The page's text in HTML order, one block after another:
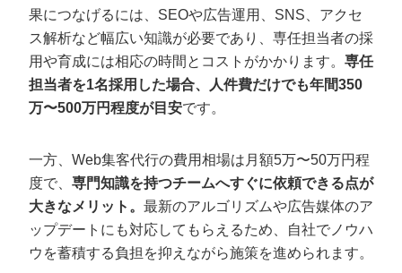
果につなげるには、SEOや広告運用、SNS、アクセ
ス解析など幅広い知識が必要であり、専任担当者の採
用や育成には相応の時間とコストがかかります。 専任
担当者を1名採用した場合、人件費だけでも年間350
万〜500万円程度が目安です。
一方、Web集客代行の費用相場は月額5万〜50万円程
度で、 専門知識を持つチームへすぐに依頼できる点が
大きなメリット。 最新のアルゴリズムや広告媒体のア
ップデートにも対応してもらえるため、自社でノウハ
ウを蓄積する負担を抑えながら施策を進められます。